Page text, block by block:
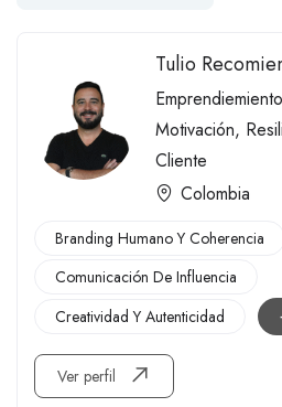
Tulio
Emprendiemiento
Motivación,
Cliente
Colombia
Branding Humano Y Coherencia
Comunicación De Influencia
Creatividad Y Autenticidad
Ver perfil